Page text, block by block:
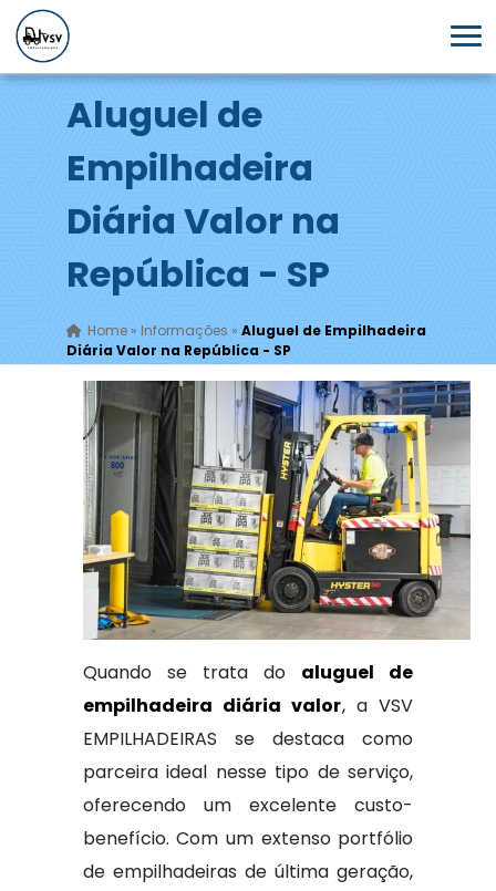
Aluguel de
Empilhadeira
Diária Valor na
República - SP
Home» Informações » Aluguel de Empilhadeira
Diária Valor na República - SP
Quando se trata do aluguel de
empilhadeira diária valor, a VSV
EMPILHADEIRAS se destaca como
parceira ideal nesse tipo de serviço,
oferecendo um excelente custo-
benefício. Com um extenso portfólio
de empilhadeiras de última geração,